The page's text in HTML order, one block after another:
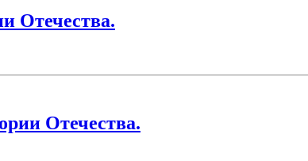
Отечества.
Отечества.